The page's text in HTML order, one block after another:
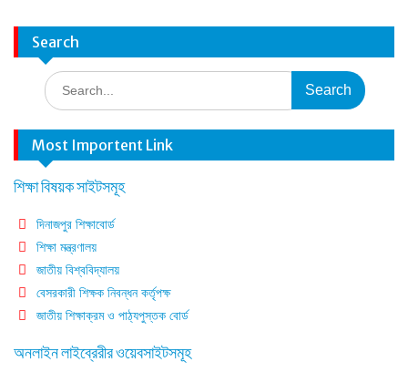
Search
Search
for:
Most Importent Link
শিক্ষা বিষয়ক সাইটসমূহ
দিনাজপুর শিক্ষাবোর্ড
শিক্ষা মন্ত্রণালয়
জাতীয় বিশ্ববিদ্যালয়
বেসরকারী শিক্ষক নিবন্ধন কর্তৃপক্ষ
জাতীয় শিক্ষাক্রম ও পাঠ্যপুস্তক বোর্ড
অনলাইন লাইব্রেরীর ওয়েবসাইটসমূহ